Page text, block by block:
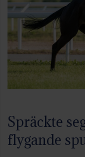
Spräckte
flygande